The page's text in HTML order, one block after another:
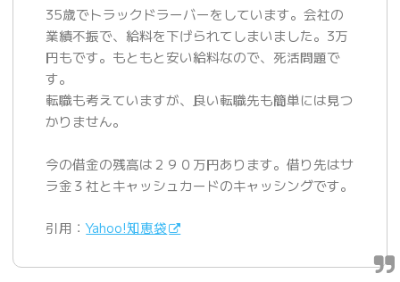
35歳でトラックドラーバーをしています。会社の
業績不振で、給料を下げられてしまいました。3万
円もです。もともと安い給料なので、死活問題で
す。
転職も考えていますが、良い転職先も簡単には見つ
かりません。
今の借金の残高は２９０万円あります。借り先はサ
ラ金３社とキャッシュカードのキャッシングです。
引用：Yahoo!知恵袋